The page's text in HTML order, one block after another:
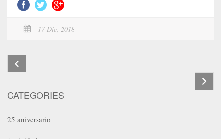
17 Dic, 2018
CATEGORIES
25 aniversario